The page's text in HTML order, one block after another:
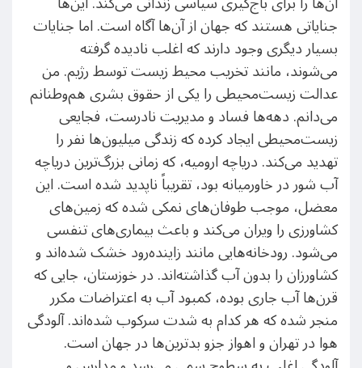
جنایاتی هستند که جهان از آن‌ها آگاه است. اما جنایات
بسیار دیگری وجود دارند که اغلب نادیده گرفته
می‌شوند، مانند تخریب محیط زیست توسط رژیم. من
عدالت زیست‌محیطی را یکی از حقوق بشری هم‌وطنانم
می‌دانم. دهه‌ها فساد و مدیریت نادرست، فجایعی
زیست‌محیطی ایجاد کرده که زندگی میلیون‌ها نفر را
تهدید می‌کند. دریاچه ارومیه، که زمانی بزرگ‌ترین دریاچه
آب شور در خاورمیانه بود، تقریباً ناپدید شده است. این
معضل، موجب طوفان‌های نمکی شده که زمین‌های
کشاورزی را ویران می‌کند و باعث بیماری‌های تنفسی
می‌شود. رودخانه‌هایی مانند زاینده‌رود خشک شده‌اند و
کشاورزان را بدون آب گذاشته‌اند. در خوزستان، جایی که
قرن‌ها آب جاری بوده، کمبود آب به اعتراضات مکرر
منجر شده که هر کدام به شدت سرکوب شده‌اند. آلودگی
هوا در تهران و اهواز جزو بدترین‌ها در جهان است.